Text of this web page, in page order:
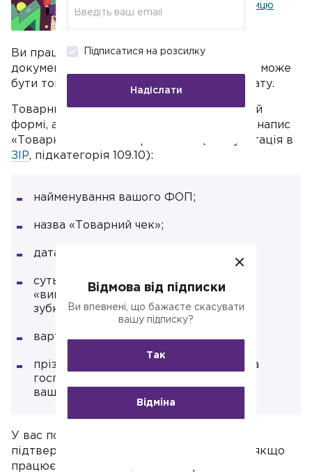
Все, що потрібно знати підприємцю
Ви працюєте з готівкою безРРО, тому
документом, який підтверджує ваш дохід, може
бути товарний чек або квитанція про оплату.
Товарний чек можна оформити в довільній
формі, але на ньому обов'язково має бути напис
«Товарний чек» і такі реквізити (консультація в
ЗІР, підкатегорія 109.10):
найменування вашого ФОП;
назва «Товарний чек»;
дата й місто;
суть операції та кількість: наприклад,
«виготовлення знімного нейлонового
зубного протеза, 2 од.»;
вартість у гривнях;
прізвище ФОПа як відповідального за
госпоперацію та її оформлення;
ваш підпис.
У вас повинні бути документи, що
підтверджують поставку ваших виробів, якщо
працюєте з іншими ФОП або юрособами:
Підписатися на розсилку
Надіслати
Відмова від підписки
Ви впевнені, що бажаєте скасувати
вашу підписку?
Так
Відміна